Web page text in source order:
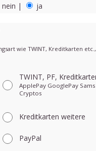
nein | ja
wie TWINT, Kreditkarten
TWINT, PF,
ApplePay GooglePay
Cryptos
Kreditkarten weitere
PayPal